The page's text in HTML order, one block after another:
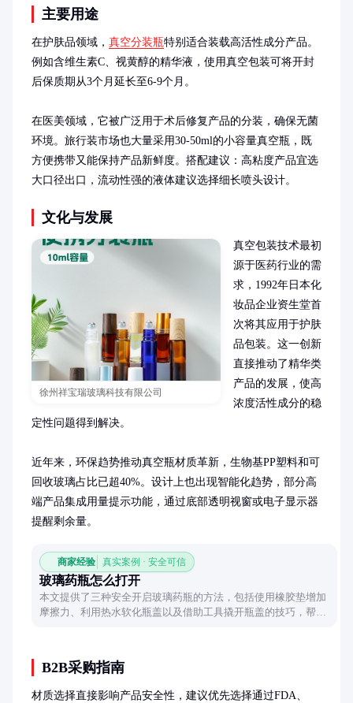
主要用途
在护肤品领域， 真空分装瓶特别适合装载高活性成分产品。
例如含维生素C、视黄醇的精华液，使用真空包装可将开封
后保质期从3个月延长至6-9个月。
在医美领域，它被广泛用于术后修复产品的分装，确保无菌
环境。旅行装市场也大量采用30-50ml的小容量真空瓶，既
方便携带又能保持产品新鲜度。搭配建议：高粘度产品宜选
大口径出口，流动性强的液体建议选择细长喷头设计。
文化与发展
徐州祥宝瑞玻璃科技有限公司
真空包装技术最初
源于医药行业的需
求，1992年日本化
妆品企业资生堂首
次将其应用于护肤
品包装。这一创新
直接推动了精华类
产品的发展，使高
浓度活性成分的稳
定性问题得到解决。
近年来，环保趋势推动真空瓶材质革新，生物基PP塑料和可
回收玻璃占比已超40%。设计上也出现智能化趋势，部分高
端产品集成用量提示功能，通过底部透明视窗或电子显示器
提醒剩余量。
商家经验 真实案例 · 安全可信
玻璃药瓶怎么打开
本文提供了三种安全开启玻璃药瓶的方法，包括使用橡胶垫增加
摩擦力、利用热水软化瓶盖以及借助工具撬开瓶盖的技巧，帮助
B2B采购指南
材质选择直接影响产品安全性，建议优先选择通过FDA、